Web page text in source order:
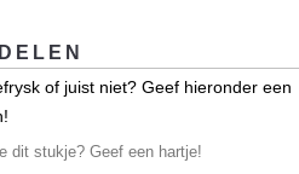
of juist niet? Geef hieronder een
dit stukje? Geef een hartje!